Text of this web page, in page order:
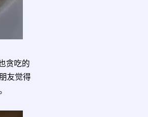
贪吃的
友觉得